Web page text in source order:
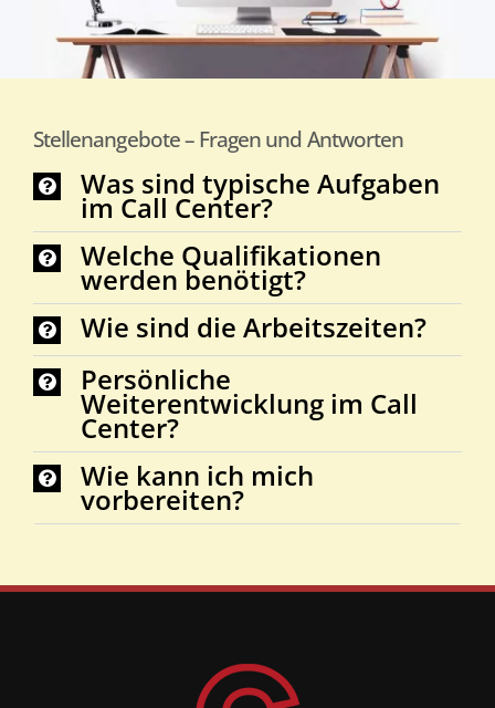
Stellenangebote – Fragen und Antworten
Was sind typische Aufgaben
im Call Center?
Welche Qualifikationen
werden benötigt?
Wie sind die Arbeitszeiten?
Persönliche
Weiterentwicklung im Call
Center?
Wie kann ich mich
vorbereiten?